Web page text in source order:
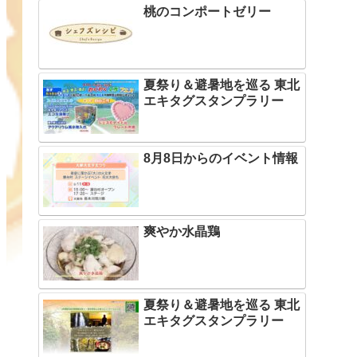
桃のコンポートゼリー
夏祭り＆避暑地を巡る 東北
エキタグスタンプラリー
8月8日からのイベント情報
爽やか水晶鶏
夏祭り＆避暑地を巡る 東北
エキタグスタンプラリー